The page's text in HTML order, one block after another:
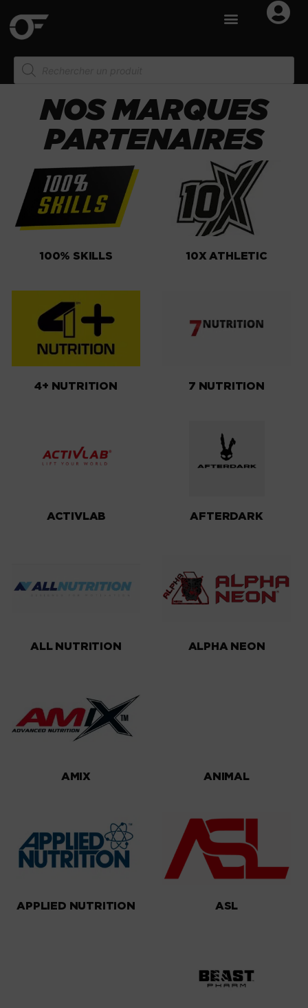
NOS MARQUES
PARTENAIRES
100% SKILLS 10X ATHLETIC
4+ NUTRITION 7 NUTRITION
ACTIVLAB AFTERDARK
ALL NUTRITION ALPHA NEON
AMIX ANIMAL
APPLIED NUTRITION ASL